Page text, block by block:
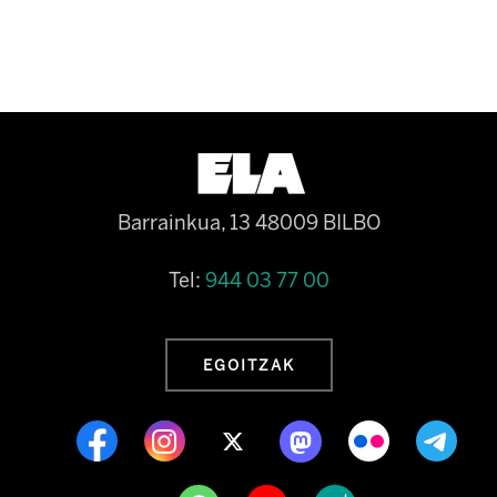
Barrainkua, 13 48009 BILBO
Tel: 944 03 77 00
EGOITZAK